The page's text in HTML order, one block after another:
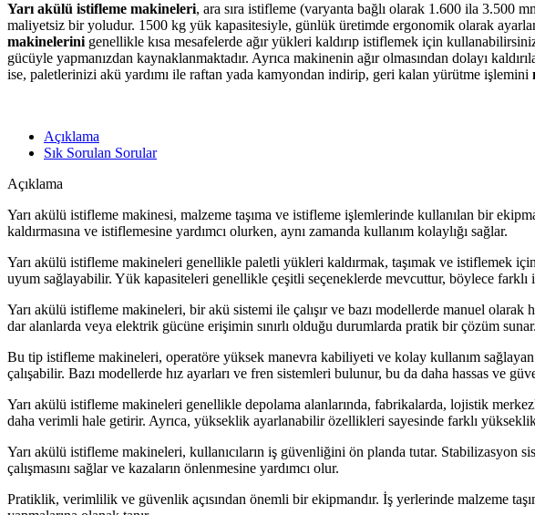
Yarı akülü istifleme makineleri, ara sıra istifleme (varyanta bağlı olarak 1.600 ila 3.500
maliyetsiz bir yoludur. 1500 kg yük kapasitesiyle, günlük üretimde ergonomik olarak
makinelerini genellikle kısa mesafelerde ağır yükleri kaldırıp istiflemek için
gücüyle yapmanızdan kaynaklanmaktadır. Ayrıca makinenin ağır olmasından dolayı
ise, paletlerinizi akü yardımı ile raftan yada kamyondan indirip, geri kalan yürütme işlemini
Açıklama
Sık Sorulan Sorular
Açıklama
Yarı akülü istifleme makinesi, malzeme taşıma ve istifleme işlemlerinde kullanılan bir
kaldırmasına ve istiflemesine yardımcı olurken, aynı zamanda kullanım kolaylığı sağlar.
Yarı akülü istifleme makineleri genellikle paletli yükleri kaldırmak, taşımak ve istiflemek
uyum sağlayabilir. Yük kapasiteleri genellikle çeşitli seçeneklerde mevcuttur, böylece
Yarı akülü istifleme makineleri, bir akü sistemi ile çalışır ve bazı modellerde manuel
dar alanlarda veya elektrik gücüne erişimin sınırlı olduğu durumlarda pratik bir çözüm sunar.
Bu tip istifleme makineleri, operatöre yüksek manevra kabiliyeti ve kolay kullanım
çalışabilir. Bazı modellerde hız ayarları ve fren sistemleri bulunur, bu da daha hassas ve
Yarı akülü istifleme makineleri genellikle depolama alanlarında, fabrikalarda, lojistik
daha verimli hale getirir. Ayrıca, yükseklik ayarlanabilir özellikleri sayesinde farklı
Yarı akülü istifleme makineleri, kullanıcıların iş güvenliğini ön planda tutar.
çalışmasını sağlar ve kazaların önlenmesine yardımcı olur.
Pratiklik, verimlilik ve güvenlik açısından önemli bir ekipmandır. İş yerlerinde malzeme